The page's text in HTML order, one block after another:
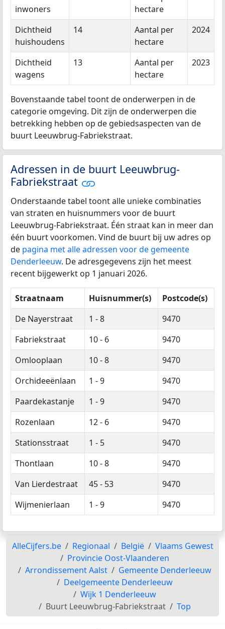
inwoners
hectare
Dichtheid
huishoudens
14
Aantal per
hectare
2024
Dichtheid
wagens
13
Aantal per
hectare
2023
Bovenstaande tabel toont de onderwerpen in de
categorie omgeving. Dit zijn de onderwerpen die
betrekking hebben op de gebiedsaspecten van de
buurt Leeuwbrug-Fabriekstraat.
Adressen in de buurt Leeuwbrug-
Fabriekstraat
Onderstaande tabel toont alle unieke combinaties
van straten en huisnummers voor de buurt
Leeuwbrug-Fabriekstraat. Één straat kan in meer dan
één buurt voorkomen. Vind de buurt bij uw adres op
de pagina met alle adressen voor de gemeente
Denderleeuw. De adresgegevens zijn het meest
recent bijgewerkt op 1 januari 2026.
Straatnaam Huisnummer(s)
Postcode(s)
De Nayerstraat
1 - 8
9470
Fabriekstraat
10 - 6
9470
Omlooplaan
10 - 8
9470
Orchideeënlaan
1 - 9
9470
Paardekastanje
1 - 9
9470
Rozenlaan
12 - 6
9470
Stationsstraat
1 - 5
9470
Thontlaan
10 - 8
9470
Van Lierdestraat
45 - 53
9470
Wijmenierlaan
1 - 9 9470
AlleCijfers.be Regionaal België
Vlaams Gewest
Provincie Oost-Vlaanderen
Arrondissement Aalst
Gemeente Denderleeuw
Deelgemeente Denderleeuw
Wijk 1 Denderleeuw
Buurt Leeuwbrug-Fabriekstraat
Top